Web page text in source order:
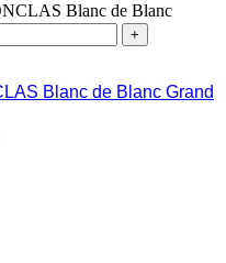
Blanc de Blanc
+
Blanc de Blanc Grand